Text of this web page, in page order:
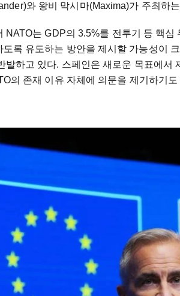
와 왕비 막시마(Maxima)가 주최하
NATO는 GDP의 3.5%를 전투기 등 핵
도록 유도하는 방안을 제시할 가능성이
발하고 있다. 스페인은 새로운 목표에서
의 존재 이유 자체에 의문을 제기하기도